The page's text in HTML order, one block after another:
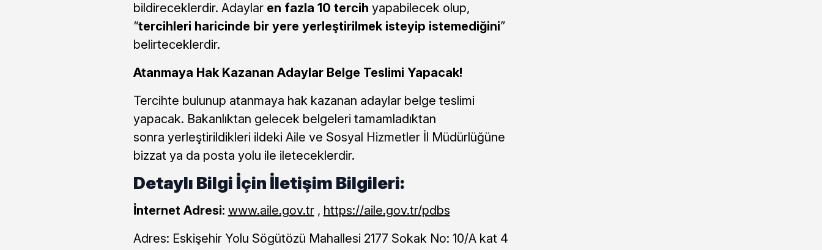
bildireceklerdir. Adaylar en fazla 10 tercih yapabilecek olup,
“tercihleri haricinde bir yere yerleştirilmek isteyip istemediğini”
belirteceklerdir.
Atanmaya Hak Kazanan Adaylar Belge Teslimi Yapacak!
Tercihte bulunup atanmaya hak kazanan adaylar belge teslimi
yapacak. Bakanlıktan gelecek belgeleri tamamladıktan
sonra yerleştirildikleri ildeki Aile ve Sosyal Hizmetler İl Müdürlüğüne
bizzat ya da posta yolu ile ileteceklerdir.
Detaylı Bilgi İçin İletişim Bilgileri:
İnternet Adresi: www.aile.gov.tr, https://aile.gov.tr/pdbs
Adres: Eskişehir Yolu Sögütözü Mahallesi 2177 Sokak No: 10/A kat 4